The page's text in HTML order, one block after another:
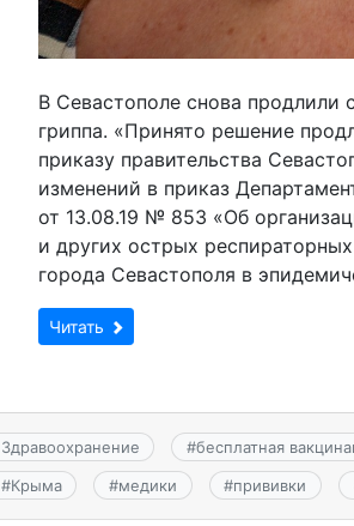
В Севастополе снова продлили
гриппа. «Принято решение
приказу правительства
изменений в приказ
от 13.08.19 № 853 «Об
и других острых
города Севастополя в
Читать
Здравоохранение #бесплатная
#Крыма #медики #прививки